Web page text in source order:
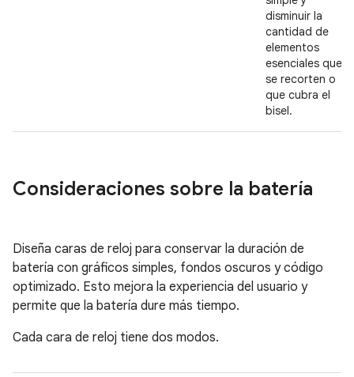
disminuir la
cantidad de
elementos
esenciales que
se recorten o
que cubra el
bisel.
Consideraciones sobre la batería
Diseña caras de reloj para conservar la duración de
batería con gráficos simples, fondos oscuros y código
optimizado. Esto mejora la experiencia del usuario y
permite que la batería dure más tiempo.
Cada cara de reloj tiene dos modos.